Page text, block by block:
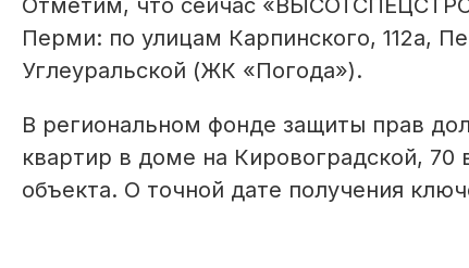
Отметим, что сейчас
Перми: по улицам Карпинского, 112а,
Углеуральской (ЖК «Погода»).
В региональном фонде защиты прав
квартир в доме на Кировоградской, 70
объекта. О точной дате получения